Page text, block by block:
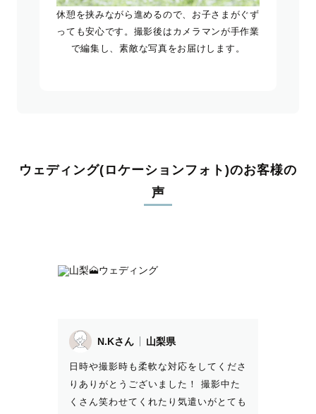
休憩を挟みながら進めるので、お子さまがぐず
っても安心です。撮影後はカメラマンが手作業
で編集し、素敵な写真をお届けします。
ウェディング(ロケーションフォト)のお客様の
声
N.Kさん 山梨県
日時や撮影時も柔軟な対応をしてくださ
りありがとうございました！ 撮影中た
くさん笑わせてくれたり気遣いがとても